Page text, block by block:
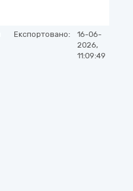
Експортовано:
16-06-
2026,
11:09:49